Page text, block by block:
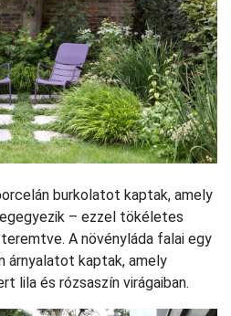
burkolatot kaptak, amely
– ezzel tökéletes
A növényláda falai egy
árnyalatot kaptak, amely
lila és rózsaszín virágaiban.